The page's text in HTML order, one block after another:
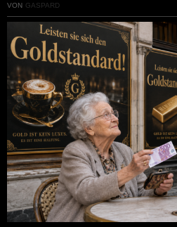
VON GASPARD